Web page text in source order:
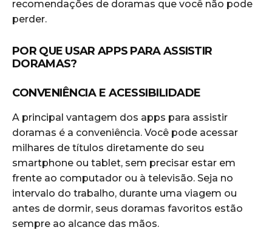
recomendações de doramas que você não pode
perder.
POR QUE USAR APPS PARA ASSISTIR
DORAMAS?
CONVENIÊNCIA E ACESSIBILIDADE
A principal vantagem dos apps para assistir
doramas é a conveniência. Você pode acessar
milhares de títulos diretamente do seu
smartphone ou tablet, sem precisar estar em
frente ao computador ou à televisão. Seja no
intervalo do trabalho, durante uma viagem ou
antes de dormir, seus doramas favoritos estão
sempre ao alcance das mãos.